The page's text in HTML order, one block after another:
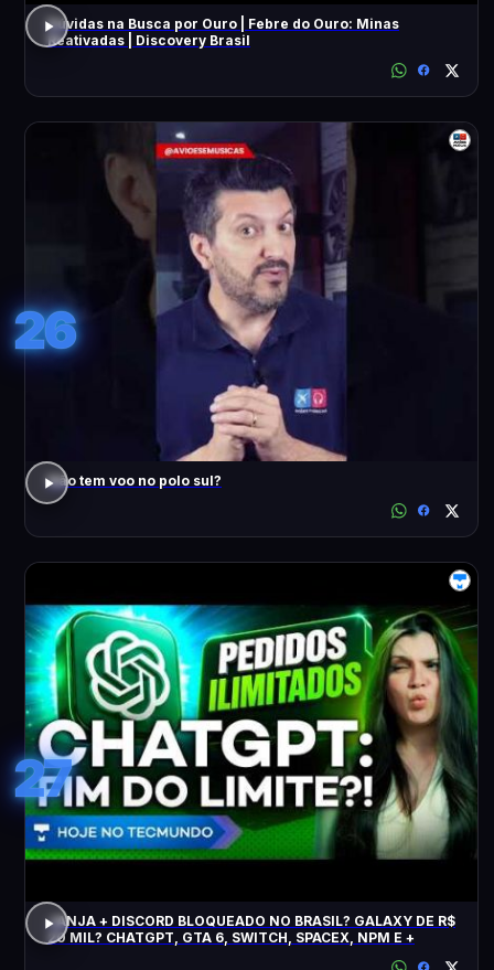
Dúvidas na Busca por Ouro | Febre do Ouro: Minas
Reativadas | Discovery Brasil
26
Não tem voo no polo sul?
27
JANJA + DISCORD BLOQUEADO NO BRASIL? GALAXY DE R$
20 MIL? CHATGPT, GTA 6, SWITCH, SPACEX, NPM E +